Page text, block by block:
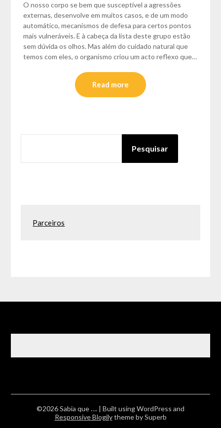
O nosso corpo se bem que susceptível a agressões
externas, desenvolve em muitos casos, e de um modo
automático, mecanismos de defesa para certos pontos
mais vulneráveis. E à cabeça da lista deste grupo estão
sem dúvida os olhos. Mas além do cuidado natural que
temos com eles, o organismo criou um acto reflexo que…
Read more
Pesquisar
Parceiros
©2026 Sabia que …. | Built using WordPress and
Responsive Blogilytheme by Superb